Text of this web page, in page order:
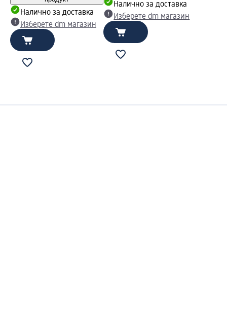
Налично за доставка
Изберете dm магазин
Налично за доставка
Изберете dm магазин